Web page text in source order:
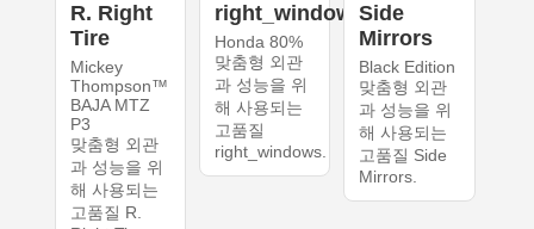
R. Right
Tire
Mickey
Thompson™
BAJA MTZ
P3
맞춤형 외관
과 성능을 위
해 사용되는
고품질 R.
right_windows
Honda 80%
맞춤형 외관
과 성능을 위
해 사용되는
고품질
right_windows.
Side
Mirrors
Black Edition
맞춤형 외관
과 성능을 위
해 사용되는
고품질 Side
Mirrors.